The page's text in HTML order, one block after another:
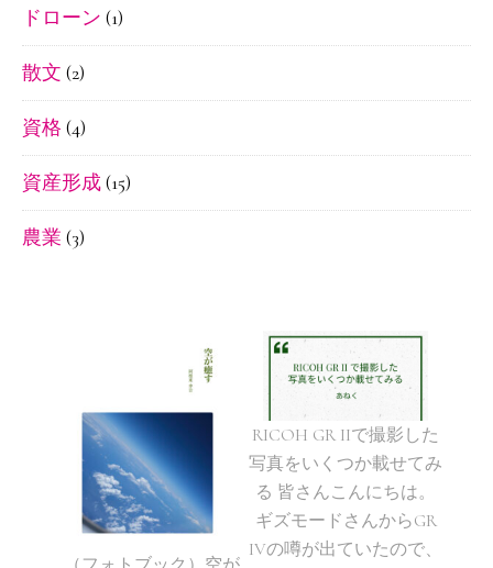
ドローン (1)
散文 (2)
資格 (4)
資産形成(15)
農業 (3)
RICOH GR IIで撮影した
写真をいくつか載せてみ
る 皆さんこんにちは。
ギズモードさんからGR
IVの噂が出ていたので、